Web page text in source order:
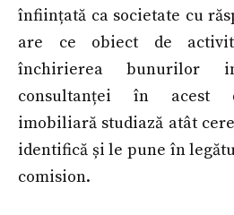
înființată ca societate cu
are ce obiect de
închirierea bunurilor
consultanței în acest
imobiliară studiază atât
identifică și le pune în
comision.